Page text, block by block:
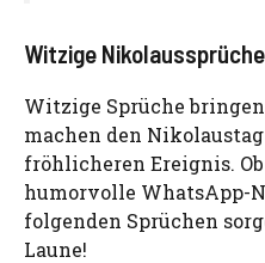
Witzige Nikolaussprüche
Witzige Sprüche
machen den
fröhlicheren Ereignis.
humorvolle WhatsApp-
folgenden Sprüchen
Laune!